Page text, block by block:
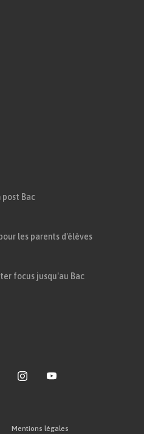
Bac
les parents d'élèves
focus jusqu'au Bac
Mentions légales